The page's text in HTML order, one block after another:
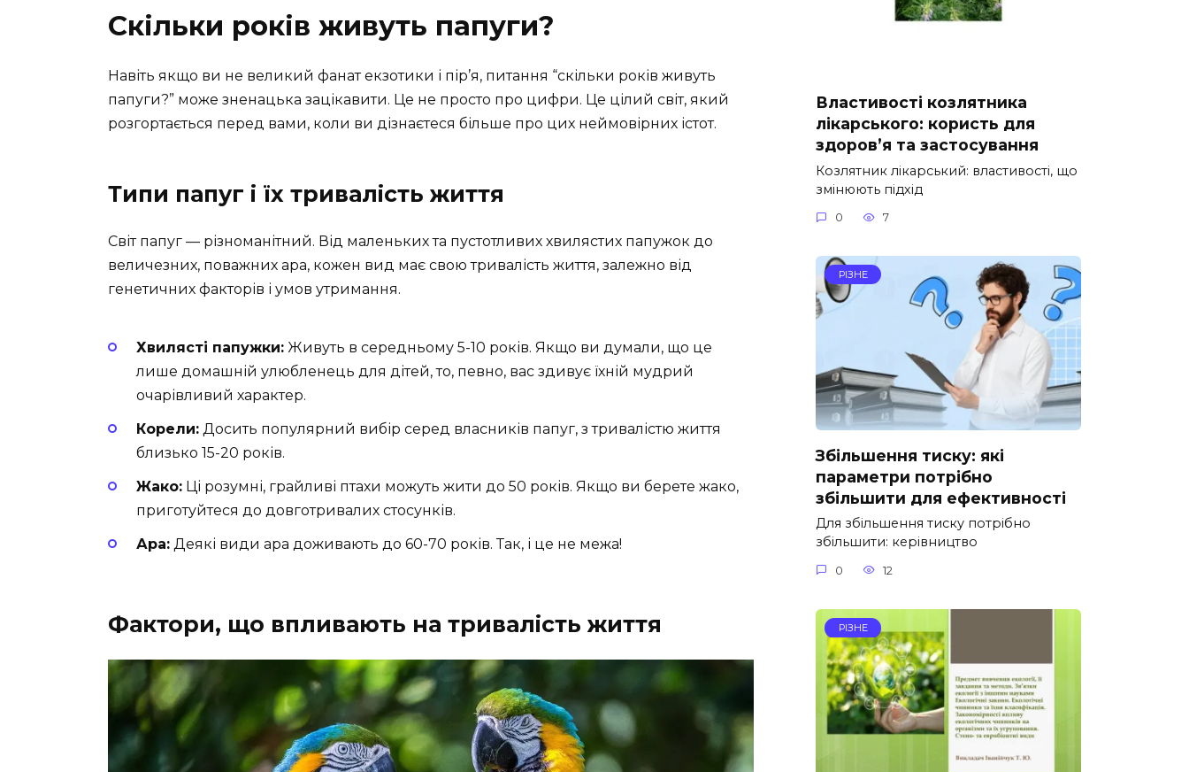
Скільки років живуть папуги?
Навіть якщо ви не великий фанат екзотики і пір’я, питання “скільки років живуть
папуги?” може зненацька зацікавити. Це не просто про цифри. Це цілий світ, який
розгортається перед вами, коли ви дізнаєтеся більше про цих неймовірних істот.
Типи папуг і їх тривалість життя
Світ папуг — різноманітний. Від маленьких та пустотливих хвилястих папужок до
величезних, поважних ара, кожен вид має свою тривалість життя, залежно від
генетичних факторів і умов утримання.
Хвилясті папужки: Живуть в середньому 5-10 років. Якщо ви думали, що це
лише домашній улюбленець для дітей, то, певно, вас здивує їхній мудрий
очарівливий характер.
Корели: Досить популярний вибір серед власників папуг, з тривалістю життя
близько 15-20 років.
Жако: Ці розумні, грайливі птахи можуть жити до 50 років. Якщо ви берете жако,
приготуйтеся до довготривалих стосунків.
Ара: Деякі види ара доживають до 60-70 років. Так, і це не межа!
Фактори, що впливають на тривалість життя
Властивості козлятника
лікарського: користь для
здоров’я та застосування
Козлятник лікарський: властивості, що
змінюють підхід
0 7
РІЗНЕ
Збільшення тиску: які
параметри потрібно
збільшити для ефективності
Для збільшення тиску потрібно
збільшити: керівництво
0 12
РІЗНЕ